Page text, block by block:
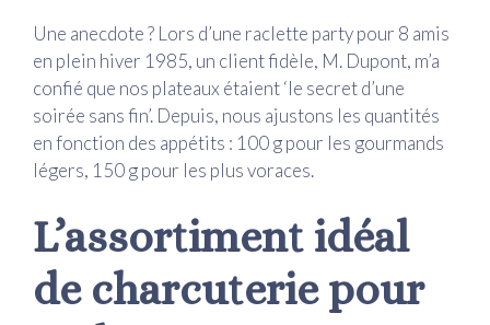
Une anecdote ? Lors d’une raclette party pour 8 amis
en plein hiver 1985, un client fidèle, M. Dupont, m’a
confié que nos plateaux étaient ‘le secret d’une
soirée sans fin’. Depuis, nous ajustons les quantités
en fonction des appétits : 100 g pour les gourmands
légers, 150 g pour les plus voraces.
L’assortiment idéal
de charcuterie pour